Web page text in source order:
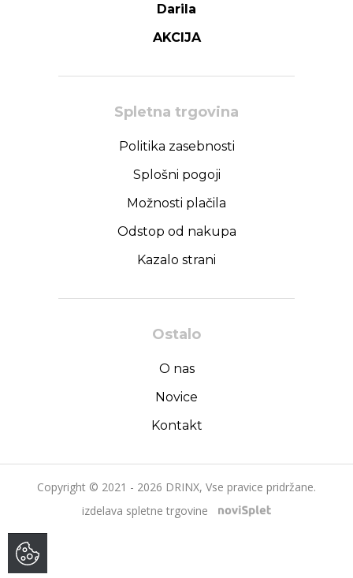
Darila
AKCIJA
Spletna trgovina
Politika zasebnosti
Splošni pogoji
Možnosti plačila
Odstop od nakupa
Kazalo strani
Ostalo
O nas
Novice
Kontakt
Copyright © 2021 - 2026 DRINX, Vse pravice pridržane.
izdelava spletne trgovine